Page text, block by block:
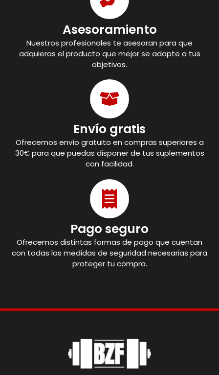
Asesoramiento
Nuestros profesionales te asesoran para que
adquieras el producto que mejor se adapte a tus
objetivos.
Envío gratis
Ofrecemos envío gratuito en compras superiores a
30€ para que puedas disponer de tus suplementos
con facilidad.
Pago seguro
Ofrecemos distintas formas de pago que cuentan
con todas las medidas de seguridad necesarias para
proteger tu compra.